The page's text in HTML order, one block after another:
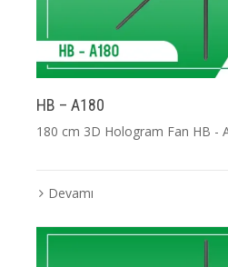
HB – A180
180 cm 3D Hologram Fan HB -
Devamı